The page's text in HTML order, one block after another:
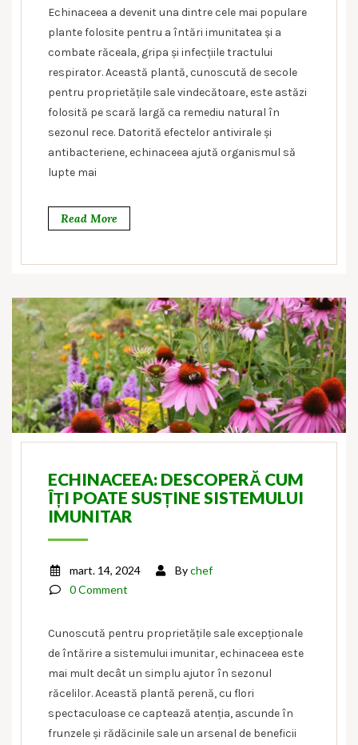
Echinaceea a devenit una dintre cele mai populare
plante folosite pentru a întări imunitatea și a
combate răceala, gripa și infecțiile tractului
respirator. Această plantă, cunoscută de secole
pentru proprietățile sale vindecătoare, este astăzi
folosită pe scară largă ca remediu natural în
sezonul rece. Datorită efectelor antivirale și
antibacteriene, echinaceea ajută organismul să
lupte mai
Read More
ECHINACEEA: DESCOPERĂ CUM
ÎȚI POATE SUSȚINE SISTEMULUI
IMUNITAR
mart. 14, 2024 Bychef
0 Comment
Cunoscută pentru proprietățile sale excepționale
de întărire a sistemului imunitar, echinaceea este
mai mult decât un simplu ajutor în sezonul
răcelilor. Această plantă perenă, cu flori
spectaculoase ce captează atenția, ascunde în
frunzele și rădăcinile sale un arsenal de beneficii